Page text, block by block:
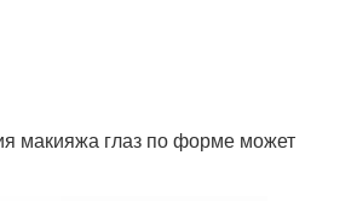
макияжа глаз по форме может